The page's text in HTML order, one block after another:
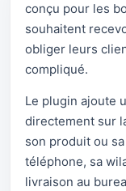
conçu pour les
souhaitent
obliger leurs
compliqué.
Le plugin ajoute
directement sur
son produit ou
téléphone, sa
livraison au